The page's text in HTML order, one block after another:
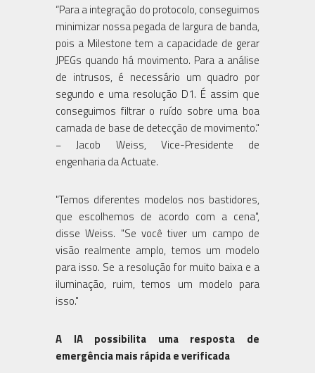
“Para a integração do protocolo, conseguimos
minimizar nossa pegada de largura de banda,
pois a Milestone tem a capacidade de gerar
JPEGs quando há movimento. Para a análise
de intrusos, é necessário um quadro por
segundo e uma resolução D1. É assim que
conseguimos filtrar o ruído sobre uma boa
camada de base de detecção de movimento."
− Jacob Weiss, Vice-Presidente de
engenharia da Actuate.
"Temos diferentes modelos nos bastidores,
que escolhemos de acordo com a cena",
disse Weiss. "Se você tiver um campo de
visão realmente amplo, temos um modelo
para isso. Se a resolução for muito baixa e a
iluminação, ruim, temos um modelo para
isso."
A IA possibilita uma resposta de
emergência mais rápida e verificada